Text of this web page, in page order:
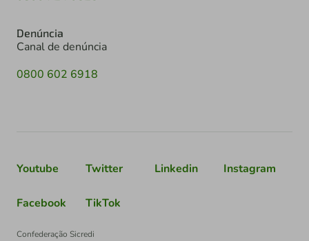
Denúncia
Canal de denúncia
0800 602 6918
Youtube Twitter Linkedin Instagram
Facebook TikTok
Confederação Sicredi